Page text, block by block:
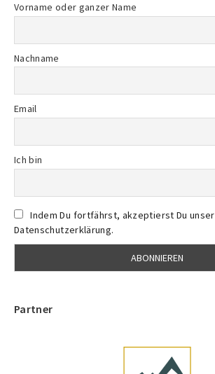
Vorname oder ganzer Name
Nachname
Email
Ich bin
Indem Du fortfährst, akzeptierst Du
Datenschutzerklärung.
Partner